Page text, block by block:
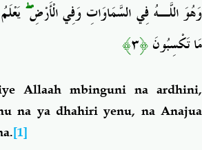
وَهُوَ اللَّـهُ فِي السَّمَاوَاتِ وَفِي الْأَرْضِۖ
مَا تَكْسِبُونَ﴿٣﴾
Allaah mbinguni na ardhini,
na ya dhahiri yenu, na Anajua
[1]